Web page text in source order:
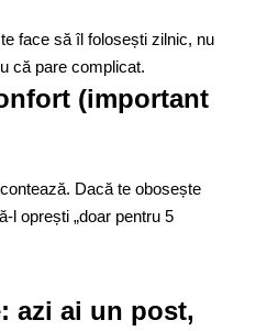
face să îl folosești zilnic, nu
că pare complicat.
(important
Dacă te obosește
l oprești „doar pentru 5
azi ai un post,